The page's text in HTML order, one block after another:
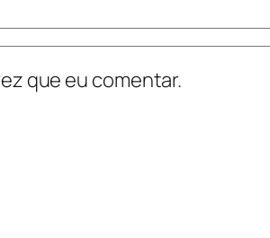
que eu comentar.